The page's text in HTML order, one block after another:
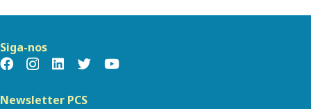
Siga-nos
Newsletter PCS